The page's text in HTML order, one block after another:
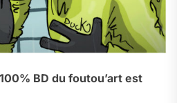
BD du foutou’art est